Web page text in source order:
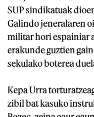
SUP sindikatuak
Galindo jeneralaren
militar hori espainiar
erakunde guztien
sekulako boterea
Kepa Urra
zibil bat kasuko